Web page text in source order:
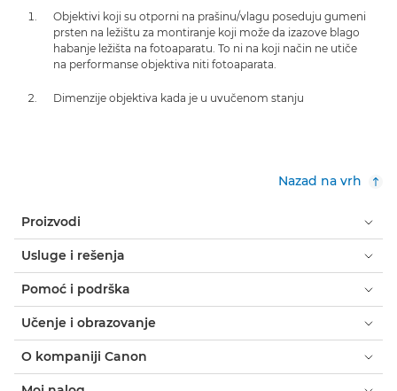
Objektivi koji su otporni na prašinu/vlagu poseduju gumeni
prsten na ležištu za montiranje koji može da izazove blago
habanje ležišta na fotoaparatu. To ni na koji način ne utiče
na performanse objektiva niti fotoaparata.
Dimenzije objektiva kada je u uvučenom stanju
Nazad na vrh
Proizvodi
Usluge i rešenja
Pomoć i podrška
Učenje i obrazovanje
O kompaniji Canon